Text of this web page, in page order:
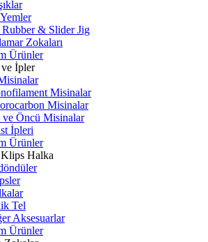
Rubber & Slider Jig
Zokaları
Ürünler
İpler
Misinalar
Misinalar
Öncü Misinalar
İpleri
Ürünler
Klips Halka
Tel
Aksesuarlar
Ürünler